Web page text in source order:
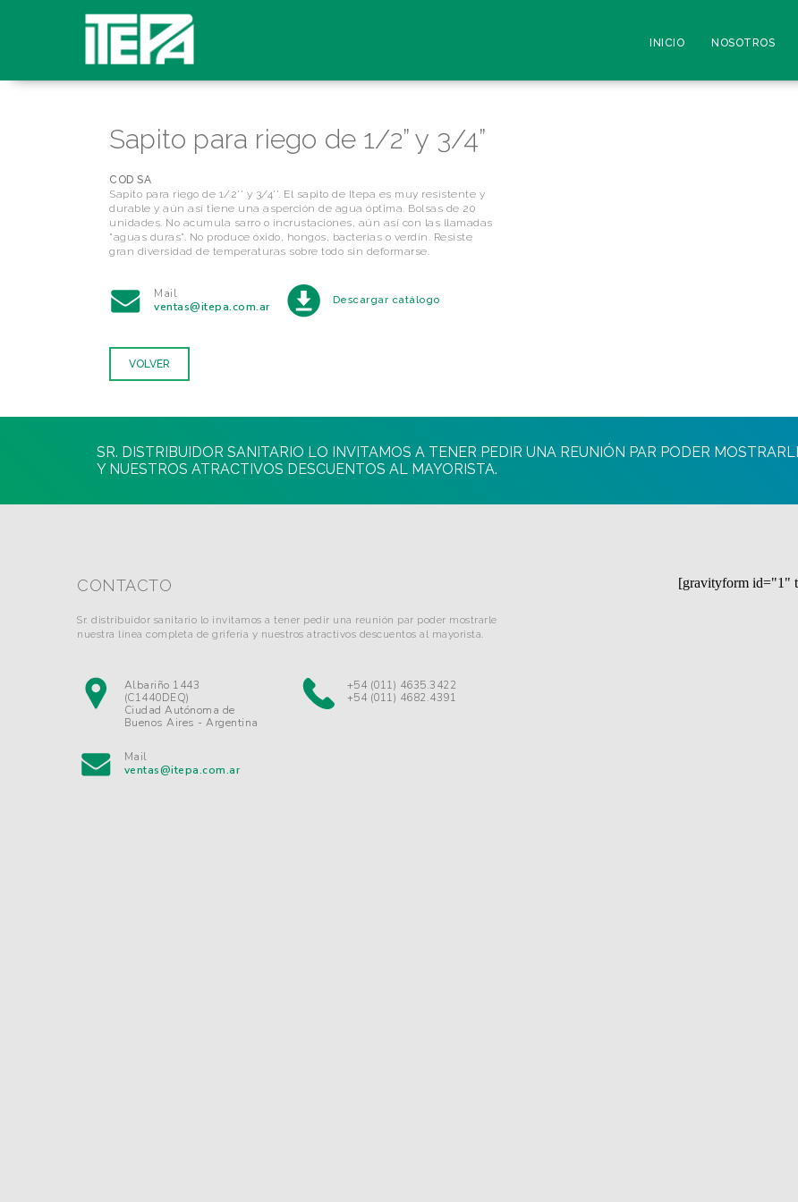
INICIO NOSOTROS
Sapito para riego de 1/2” y 3/4”
COD SA
Sapito para riego de 1/2'' y 3/4''. El sapito de Itepa es muy resistente y
durable y aún así tiene una asperción de agua óptima. Bolsas de 20
unidades. No acumula sarro o incrustaciones, aún así con las llamadas
"aguas duras". No produce óxido, hongos, bacterias o verdín. Resiste
gran diversidad de temperaturas sobre todo sin deformarse.
Mail
ventas@itepa.com.ar
Descargar catálogo
VOLVER
SR. DISTRIBUIDOR SANITARIO LO INVITAMOS A TENER PEDIR UNA REUNIÓN PAR PODER
Y NUESTROS ATRACTIVOS DESCUENTOS AL MAYORISTA.
CONTACTO
Sr. distribuidor sanitario lo invitamos a tener pedir una reunión par poder mostrarle
nuestra línea completa de grifería y nuestros atractivos descuentos al mayorista.
Albariño 1443
(C1440DEQ)
Ciudad Autónoma de
Buenos Aires - Argentina
+54 (011) 4635.3422
+54 (011) 4682.4391
Mail
ventas@itepa.com.ar
[gravityform id="1"